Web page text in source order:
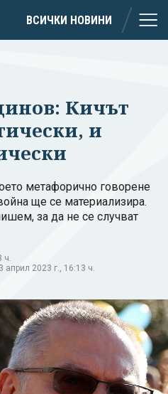
ВСИЧКИ НОВИНИ
Кичът
и
метафорично говорене
ще се материализира.
за да не се случват
ч.
април 2023 г., 16:13 ч.